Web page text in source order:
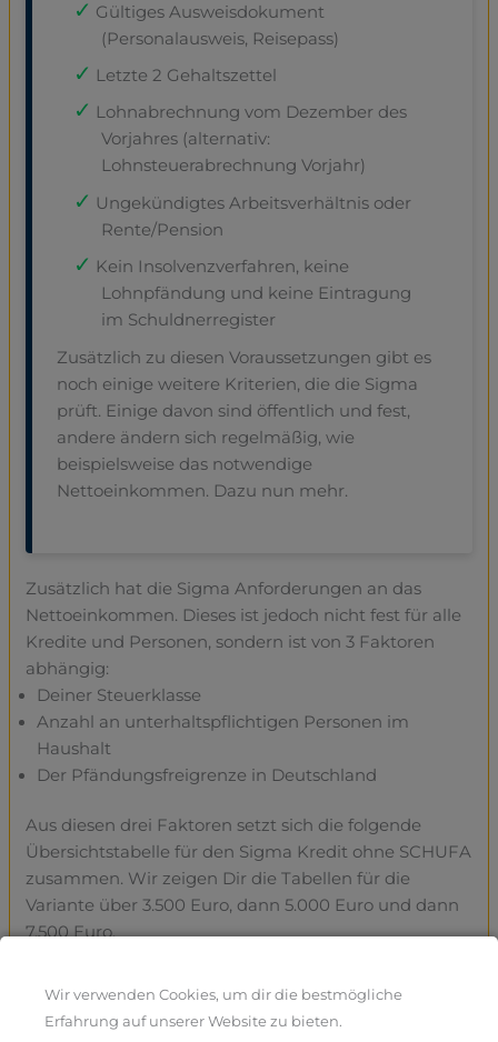
Gültiges Ausweisdokument
(Personalausweis, Reisepass)
Letzte 2 Gehaltszettel
Lohnabrechnung vom Dezember des
Vorjahres (alternativ:
Lohnsteuerabrechnung Vorjahr)
Ungekündigtes Arbeitsverhältnis oder
Rente/Pension
Kein Insolvenzverfahren, keine
Lohnpfändung und keine Eintragung
im Schuldnerregister
Zusätzlich zu diesen Voraussetzungen gibt es
noch einige weitere Kriterien, die die Sigma
prüft. Einige davon sind öffentlich und fest,
andere ändern sich regelmäßig, wie
beispielsweise das notwendige
Nettoeinkommen. Dazu nun mehr.
Zusätzlich hat die Sigma Anforderungen an das
Nettoeinkommen. Dieses ist jedoch nicht fest für alle
Kredite und Personen, sondern ist von 3 Faktoren
abhängig:
Deiner Steuerklasse
Anzahl an unterhaltspflichtigen Personen im
Haushalt
Der Pfändungsfreigrenze in Deutschland
Aus diesen drei Faktoren setzt sich die folgende
Übersichtstabelle für den Sigma Kredit ohne SCHUFA
zusammen. Wir zeigen Dir die Tabellen für die
Variante über 3.500 Euro, dann 5.000 Euro und dann
7.500 Euro.
Kreditvariante: 3.500 Euro Kredit
Wir verwenden Cookies, um dir die bestmögliche
Erfahrung auf unserer Website zu bieten.